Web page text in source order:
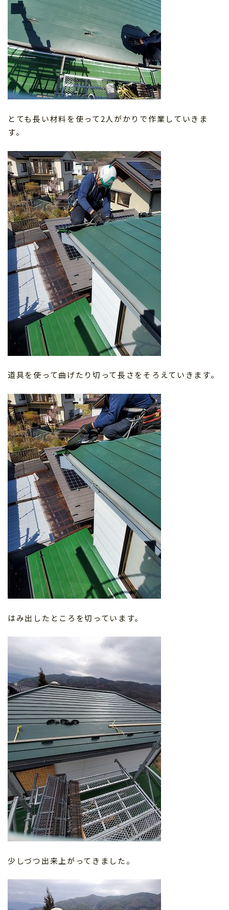
とても長い材料を使って2人がかりで作業していきま
す。
道具を使って曲げたり切って長さをそろえていきます。
はみ出したところを切っています。
少しづつ出来上がってきました。